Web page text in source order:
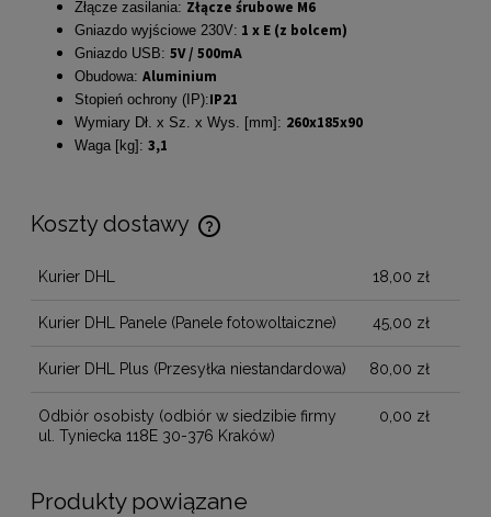
Złącze zasilania: Złącze śrubowe M6
Gniazdo wyjściowe 230V: 1 x E (z bolcem)
Gniazdo USB: 5V / 500mA
Obudowa: Aluminium
Stopień ochrony (IP):IP21
Wymiary Dł. x Sz. x Wys. [mm]: 260x185x90
Waga [kg]: 3,1
Koszty dostawy
Cena nie zawiera ewentualnych kosztów płatności
Kurier DHL 18,00 zł
Kurier DHL Panele (Panele fotowoltaiczne) 45,00 zł
Kurier DHL Plus (Przesyłka niestandardowa) 80,00 zł
Odbiór osobisty (odbiór w siedzibie firmy
ul. Tyniecka 118E 30-376 Kraków)
0,00 zł
Produkty powiązane